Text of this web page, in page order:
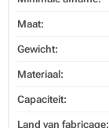
Maat:
Gewicht:
Materiaal:
Capaciteit:
Land van fabricage: